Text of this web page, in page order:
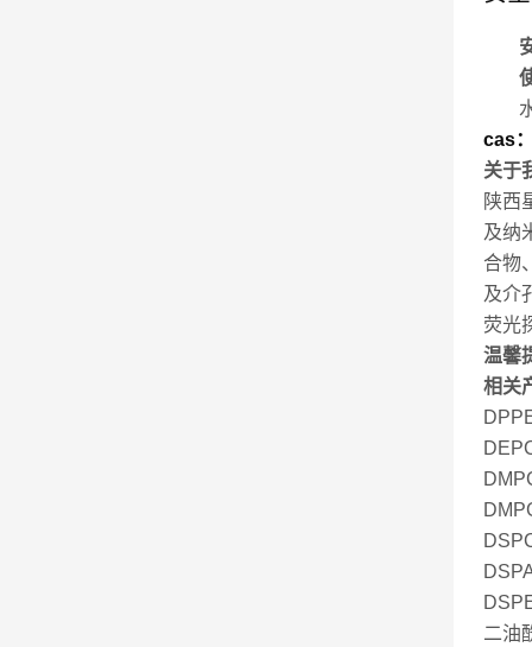
cas
关于
陕西
及纳
合物
及介
荧光
温馨
相关
二油